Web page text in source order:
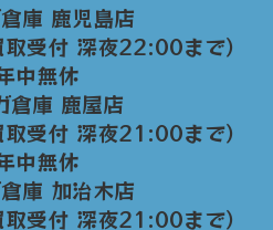
庫 鹿児島店
受付 深夜22:00まで）
中無休
倉庫 鹿屋店
受付 深夜21:00まで）
中無休
庫 加治木店
受付 深夜21:00まで）